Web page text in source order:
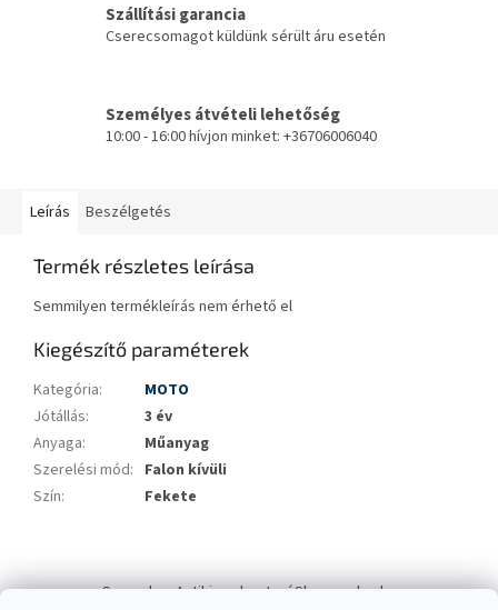
Szállítási garancia
Cserecsomagot küldünk sérült áru esetén
Személyes átvételi lehetőség
10:00 - 16:00 hívjon minket: +36706006040
Leírás Beszélgetés
Termék részletes leírása
Semmilyen termékleírás nem érhető el
Kiegészítő paraméterek
Kategória:
MOTO
Jótállás:
3 év
Anyaga:
Műanyag
Szerelési mód: Falon kívüli
Szín: Fekete
á
Swana.hu Antikizzo.hu IzzóShop solyo.hu